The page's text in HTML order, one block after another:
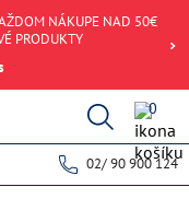
NÁKUPE NAD 50€
PRODUKTY
0
02/ 90 900 124